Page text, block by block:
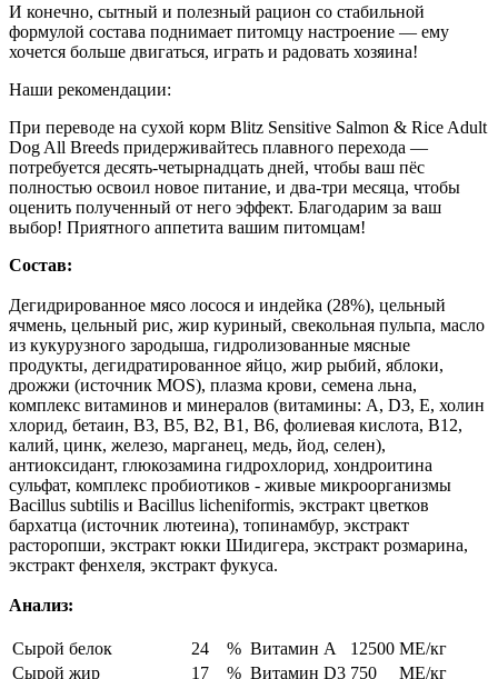
И конечно, сытный и полезный рацион со стабильной
формулой состава поднимает питомцу настроение — ему
хочется больше двигаться, играть и радовать хозяина!
Наши рекомендации:
При переводе на сухой корм Blitz Sensitive Salmon & Rice Adult
Dog All Breeds придерживайтесь плавного перехода —
потребуется десять-четырнадцать дней, чтобы ваш пёс
полностью освоил новое питание, и два-три месяца, чтобы
оценить полученный от него эффект. Благодарим за ваш
выбор! Приятного аппетита вашим питомцам!
Состав:
Дегидрированное мясо лосося и индейка (28%), цельный
ячмень, цельный рис, жир куриный, свекольная пульпа, масло
из кукурузного зародыша, гидролизованные мясные
продукты, дегидратированное яйцо, жир рыбий, яблоки,
дрожжи (источник MOS), плазма крови, семена льна,
комплекс витаминов и минералов (витамины: А, D3, Е, холин
хлорид, бетаин, В3, В5, В2, В1, В6, фолиевая кислота, В12,
калий, цинк, железо, марганец, медь, йод, селен),
антиоксидант, глюкозамина гидрохлорид, хондроитина
сульфат, комплекс пробиотиков - живые микроорганизмы
Bacillus subtilis и Bacillus licheniformis, экстракт цветков
бархатца (источник лютеина), топинамбур, экстракт
расторопши, экстракт юкки Шидигера, экстракт розмарина,
экстракт фенхеля, экстракт фукуса.
Анализ:
Сырой белок 24 % Витамин А 12500 МЕ/кг
Сырой жир
17 % Витамин D3 750 МЕ/кг